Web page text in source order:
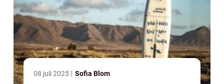
08 juli 2025 Sofia Blom